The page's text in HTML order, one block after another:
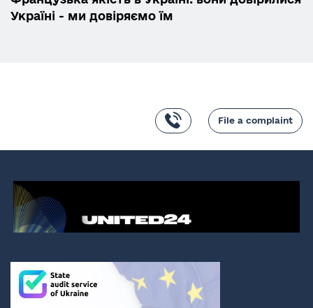
Україні - ми довіряємо їм
File a complaint